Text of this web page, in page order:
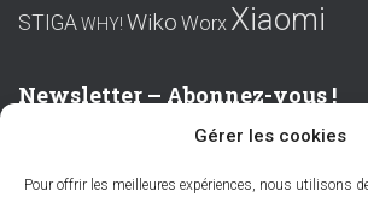
Gérer les cookies
Pour offrir les meilleures expériences, nous utilisons
STIGAWHY! Wiko Worx Xiaomi
Newsletter – Abonnez-vous !
Prénom ou nom complet